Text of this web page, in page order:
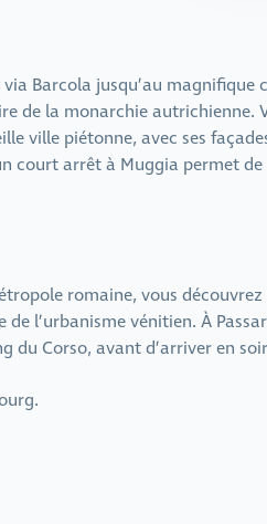
Barcola jusqu’au magnifique
de la monarchie autrichienne.
ville piétonne, avec ses
court arrêt à Muggia permet
romaine, vous
l’urbanisme vénitien. À
du Corso, avant d’arriver en